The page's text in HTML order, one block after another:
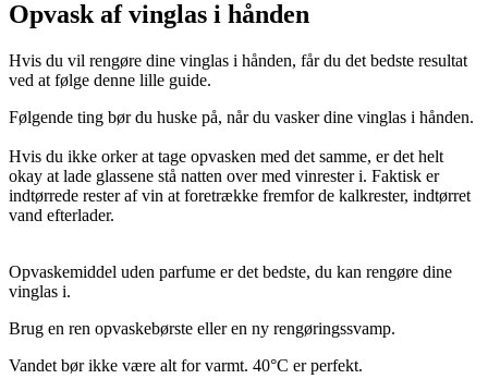
Opvask af vinglas i hånden
Hvis du vil rengøre dine vinglas i hånden, får du det bedste resultat
ved at følge denne lille guide.
Følgende ting bør du huske på, når du vasker dine vinglas i hånden.
Hvis du ikke orker at tage opvasken med det samme, er det helt
okay at lade glassene stå natten over med vinrester i. Faktisk er
indtørrede rester af vin at foretrække fremfor de kalkrester, indtørret
vand efterlader.
Opvaskemiddel uden parfume er det bedste, du kan rengøre dine
vinglas i.
Brug en ren opvaskebørste eller en ny rengøringssvamp.
Vandet bør ikke være alt for varmt. 40°C er perfekt.